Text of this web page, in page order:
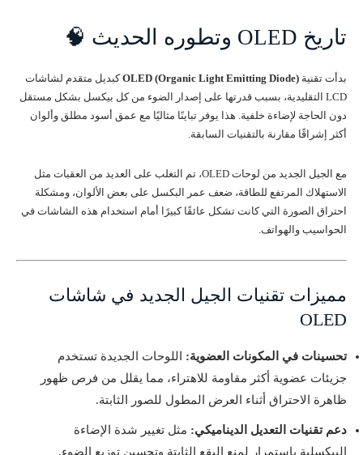
تاريخ OLED وتطوره الحديث 🧠
بدأت تقنية OLED (Organic Light Emitting Diode)كبديل متقدم لشاشات
LCD التقليدية، بسبب قدرتها على إصدار الضوء من كل بيكسل بشكل مستقل
دون الحاجة لإضاءة خلفية. هذا يوفر تباينًا مثاليًا مع عمق أسود مطلق وألوان
أكثر إشراقًا مقارنة بالتقنيات السابقة.
مع الجيل الجديد من لوحات OLED، تم التغلب على العديد من العقبات مثل
الاستهلاك المرتفع للطاقة، ضعف عمر البكسل على بعض الألوان، ومشكلة
احتراق الصورة التي كانت تشكل عائقًا كبيرًا أمام استخدام هذه الشاشات في
الحواسيب والهواتف.
مميزات تقنيات الجيل الجديد في شاشات
OLED
تحسينات في المكونات العضوية: اللوحات الجديدة تستخدم
جزيئات عضوية أكثر مقاومة للاهتراء، مما يقلل من فرص ظهور
ظاهرة الاحتراق أثناء العرض المطول للصور الثابتة.
دعم تقنيات التعديل الديناميكي: مثل تغيير شدة الإضاءة
البيكسلية باستمرار لمنع البقع الثابتة وتحسين توزيع الضوء.